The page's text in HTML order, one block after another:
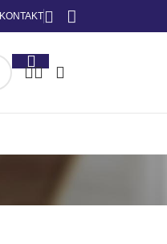
KONTAKT